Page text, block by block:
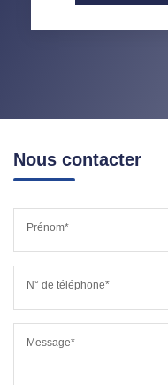
Nous contacter
Prénom*
N° de téléphone*
Message*